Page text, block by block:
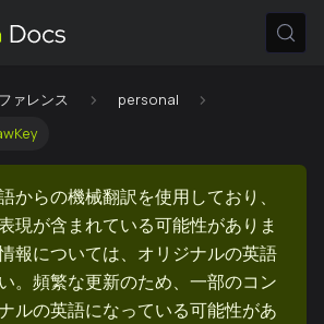
ァレンス
personal
からの機械翻訳を使用しており、
現が含まれている可能性がありま
報については、オリジナルの英語
。頻繁な更新のため、一部のコン
ルの英語になっている可能性があ